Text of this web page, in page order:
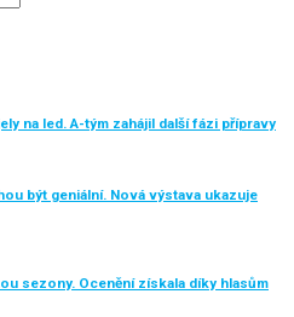
na led. A-tým zahájil další fázi přípravy
být geniální. Nová výstava ukazuje
sezony. Ocenění získala díky hlasům